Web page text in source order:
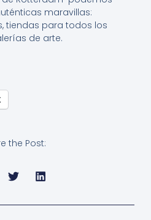
maravillas:
tiendas para todos los
de arte.
the Post: